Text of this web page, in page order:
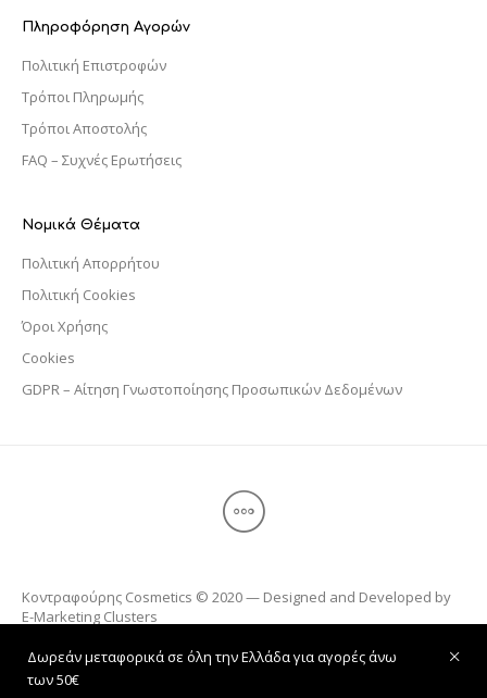
Πληροφόρηση Αγορών
Πολιτική Επιστροφών
Τρόποι Πληρωμής
Τρόποι Αποστολής
FAQ – Συχνές Ερωτήσεις
Νομικά Θέματα
Πολιτική Απορρήτου
Πολιτική Cookies
Όροι Χρήσης
Cookies
GDPR – Αίτηση Γνωστοποίησης Προσωπικών Δεδομένων
Κοντραφούρης Cosmetics © 2020 — Designed and Developed by
E-Marketing Clusters
Δωρεάν μεταφορικά σε όλη την Ελλάδα για αγορές άνω
των 50€